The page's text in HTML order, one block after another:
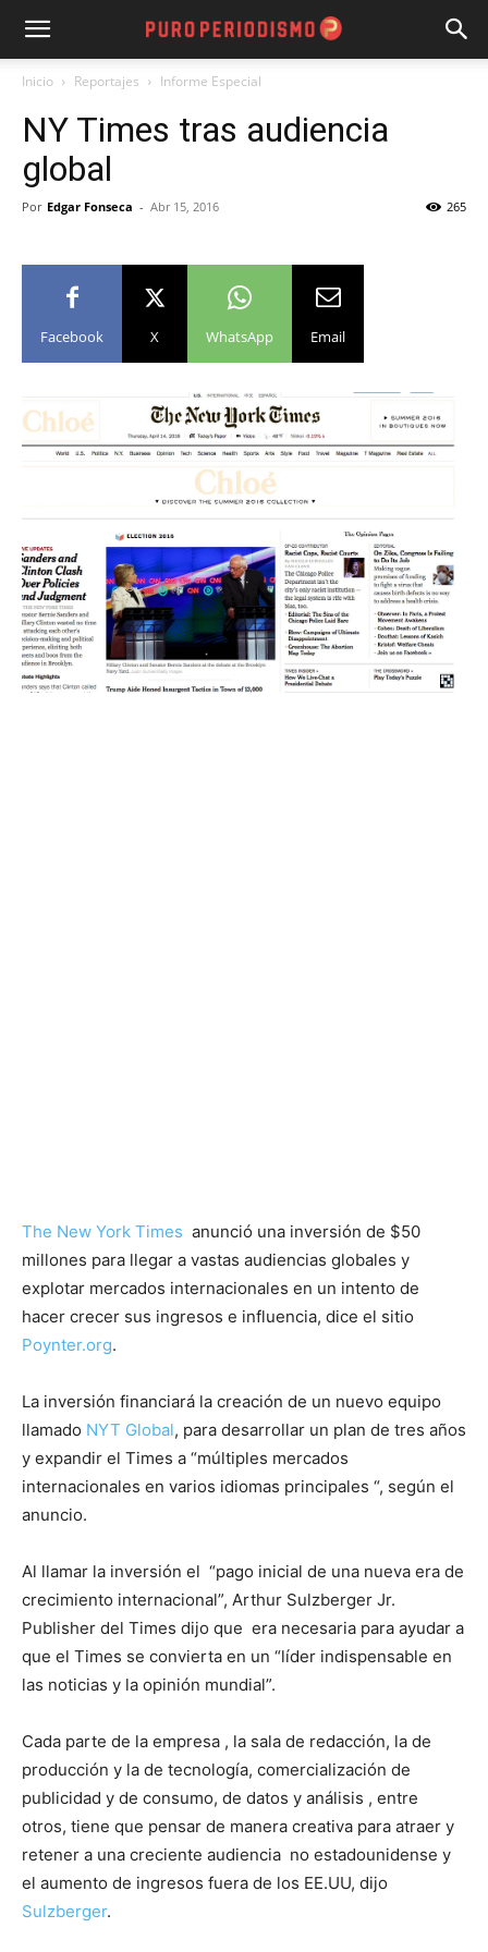
Inicio Reportajes Informe Especial
NY Times tras audiencia
global
Por Edgar Fonseca - Abr 15, 2016 265
Facebook X WhatsApp Email
The New York Times anunció una inversión de $50
millones para llegar a vastas audiencias globales y
explotar mercados internacionales en un intento de
hacer crecer sus ingresos e influencia, dice el sitio
Poynter.org.
La inversión financiará la creación de un nuevo equipo
llamado NYT Global, para desarrollar un plan de tres años
y expandir el Times a “múltiples mercados
internacionales en varios idiomas principales “, según el
anuncio.
Al llamar la inversión el “pago inicial de una nueva era de
crecimiento internacional”, Arthur Sulzberger Jr.
Publisher del Times dijo que era necesaria para ayudar a
que el Times se convierta en un “líder indispensable en
las noticias y la opinión mundial”.
Cada parte de la empresa , la sala de redacción, la de
producción y la de tecnología, comercialización de
publicidad y de consumo, de datos y análisis , entre
otros, tiene que pensar de manera creativa para atraer y
retener a una creciente audiencia no estadounidense y
el aumento de ingresos fuera de los EE.UU, dijo
Sulzberger.